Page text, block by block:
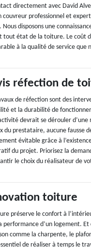
directement avec David
couvreur professionnel et
Nous disposons une
tout état de la toiture. Le coût
à la qualité de service que
réfection de
de réfection sont des
et la durabilité de
devrait se dérouler
du prestataire, aucune fausse
évitable grâce à
du projet. Priorisez la
le choix du réalisateur de
toiture
préserve le confort à
performance d’un logement.
comme la charpente, le
de réaliser à temps le